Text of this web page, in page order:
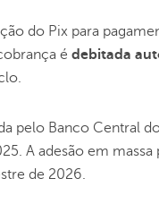
do Pix para
é debitada
pelo Banco Central
A adesão em
de 2026.